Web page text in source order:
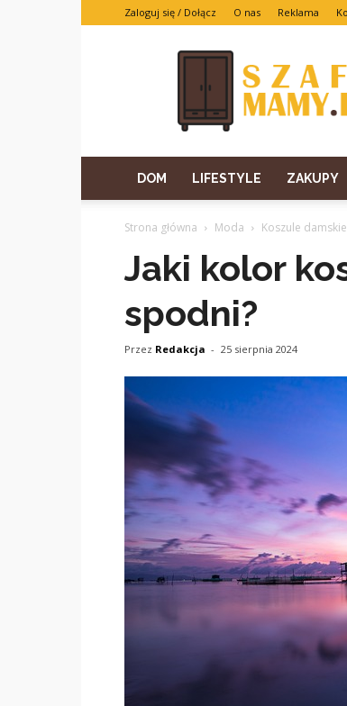
Zaloguj się / Dołącz O nas Reklama
DOM LIFESTYLE ZAKUPY
Strona główna Moda Koszule damskie
Jaki kolor
spodni?
Przez Redakcja - 25 sierpnia 2024